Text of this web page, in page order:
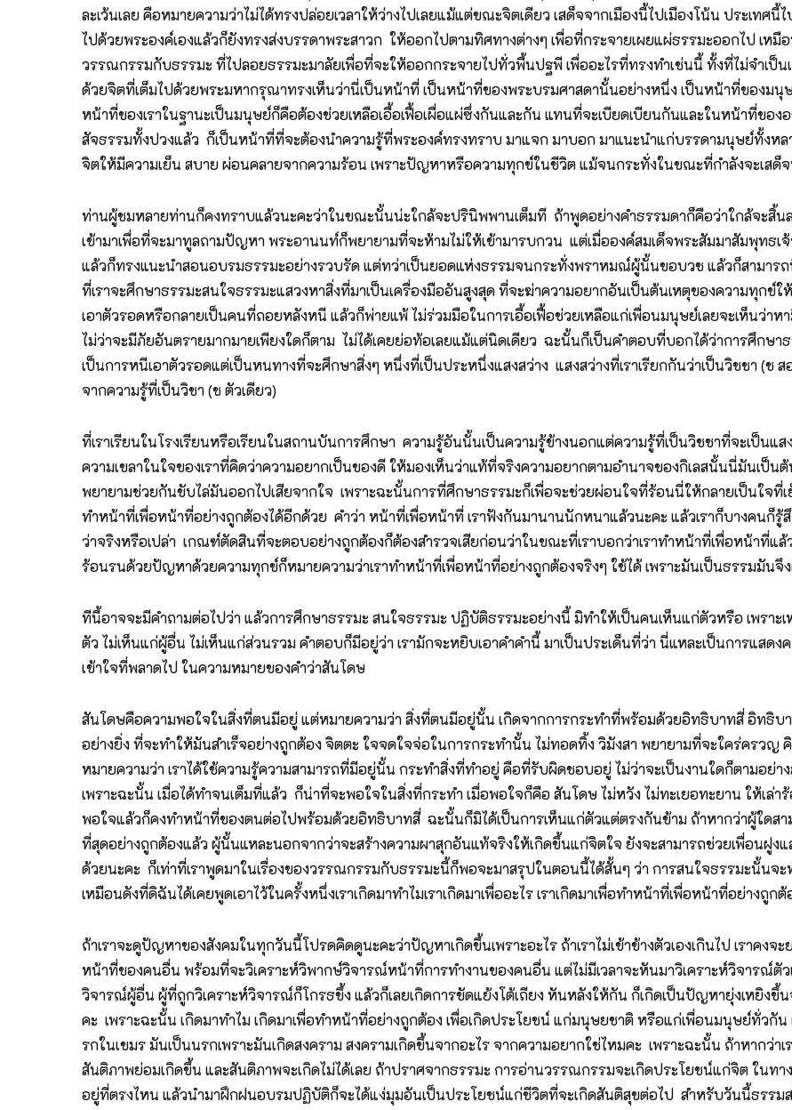
ละเว้นเลย คือหมายความว่าไม่ได้ทรงปล่อยเวลาให้ว่างไปเลยแม้แต่ขณะจิตเดียว เสด็จจากเมืองนี้ไปเมืองโน้น ประเท
ไปด้วยพระองค์เองแล้วก็ยังทรงส่งบรรดาพระสาวก ให้ออกไปตามทิศทางต่างๆ เพื่อที่กระจายเผยแผ่ธรรมะออกไป เหมื
วรรณกรรมกับธรรมะ ที่ไปลอยธรรมะมาลัยเพื่อที่จะให้ออกกระจายไปทั่วพื้นปฐพี เพื่ออะไรที่ทรงทำเช่นนี้ ทั้งที่ไม่จำเป็
ด้วยจิตที่เต็มไปด้วยพระมหากรุณาทรงเห็นว่านี่เป็นหน้าที่ เป็นหน้าที่ของพระบรมศาสดานั้นอย่างหนึ่ง เป็นหน้าที่ของมนุ
หน้าที่ของเราในฐานะเป็นมนุษย์ก็คือต้องช่วยเหลือเอื้อเฟื้อเผื่อแผ่ซึ่งกันและกัน แทนที่จะเบียดเบียนกันและในหน้าที่ของ
สัจธรรมทั้งปวงแล้ว ก็เป็นหน้าที่ที่จะต้องนำความรู้ที่พระองค์ทรงทราบ มาแจก มาบอก มาแนะนำแก่บรรดามนุษย์ทั้งห
จิตให้มีความเย็น สบาย ผ่อนคลายจากความร้อน เพราะปัญหาหรือความทุกข์ในชีวิต แม้จนกระทั่งในขณะที่กำลังจะเสด็
ท่านผู้ชมหลายท่านก็คงทราบแล้วนะคะว่าในขณะนั้นน่ะใกล้จะปรินิพพานเต็มที ถ้าพูดอย่างคำธรรมดาก็คือว่าใกล้จะ
เข้ามาเพื่อที่จะมาทูลถามปัญหา พระอานนท์ก็พยายามที่จะห้ามไม่ให้เข้ามารบกวน แต่เมื่อองค์สมเด็จพระสัมมาสัมพุทธเ
แล้วก็ทรงแนะนำสอนอบรมธรรมะอย่างรวบรัด แต่ทว่าเป็นยอดแห่งธรรมจนกระทั่งพราหมณ์ผู้นั้นขอบวช แล้วก็สามารถ
ที่เราจะศึกษาธรรมะสนใจธรรมะแสวงหาสิ่งที่มาเป็นเครื่องมืออันสูงสุด ที่จะฆ่าความอยากอันเป็นต้นเหตุของความทุก
เอาตัวรอดหรือกลายเป็นคนที่ถอยหลังหนี แล้วก็พ่ายแพ้ ไม่ร่วมมือในการเอื้อเฟื้อช่วยเหลือแก่เพื่อนมนุษย์เลยจะเห็นว่าห
ไม่ว่าจะมีภัยอันตรายมากมายเพียงใดก็ตาม ไม่ได้เคยย่อท้อเลยแม้แต่นิดเดียว ฉะนั้นก็เป็นคำตอบที่บอกได้ว่าการศึกษ
เป็นการหนีเอาตัวรอดแต่เป็นหนทางที่จะศึกษาสิ่งๆ หนึ่งที่เป็นประหนึ่งแสงสว่าง แสงสว่างที่เราเรียกกันว่าเป็นวิชชา (ช
จากความรู้ที่เป็นวิชา (ช ตัวเดียว)
ที่เราเรียนในโรงเรียนหรือเรียนในสถานบันการศึกษา ความรู้อันนั้นเป็นความรู้ข้างนอกแต่ความรู้ที่เป็นวิชชาที่จะเป็นแ
ความเขลาในใจของเราที่คิดว่าความอยากเป็นของดี ให้มองเห็นว่าแท้ที่จริงความอยากตามอำนาจของกิเลสนั้นนี่มันเป็น
พยายามช่วยกันขับไล่มันออกไปเสียจากใจ เพราะฉะนั้นการที่ศึกษาธรรมะก็เพื่อจะช่วยผ่อนใจที่ร้อนนี่ให้กลายเป็นใจ
ทำหน้าที่เพื่อหน้าที่อย่างถูกต้องได้อีกด้วย คำว่า หน้าที่เพื่อหน้าที่ เราฟังกันมานานนักหนาแล้วนะคะ แล้วเราก็บางคนก็รู้สึ
ว่าจริงหรือเปล่า เกณฑ์ตัดสินที่จะตอบอย่างถูกต้องก็ต้องสำรวจเสียก่อนว่าในขณะที่เราบอกว่าเราทำหน้าที่เพื่อหน้าที่แ
ร้อนรนด้วยปัญหาด้วยความทุกข์ก็หมายความว่าเราทำหน้าที่เพื่อหน้าที่อย่างถูกต้องจริงๆ ใช้ได้ เพราะมันเป็นธรรมมันจึ
ทีนี้อาจจะมีคำถามต่อไปว่า แล้วการศึกษาธรรมะ สนใจธรรมะ ปฏิบัติธรรมะอย่างนี้ มิทำให้เป็นคนเห็นแก่ตัวหรือ เพราะ
ตัว ไม่เห็นแก่ผู้อื่น ไม่เห็นแก่ส่วนรวม คำตอบก็มีอยู่ว่า เรามักจะหยิบเอาคำคำนี้ มาเป็นประเด็นที่ว่า นี่แหละเป็นการแสด
เข้าใจที่พลาดไป ในความหมายของคำว่าสันโดษ
สันโดษคือความพอใจในสิ่งที่ตนมีอยู่ แต่หมายความว่า สิ่งที่ตนมีอยู่นั้น เกิดจากการกระทำที่พร้อมด้วยอิทธิบาทสี่ อิทธิบ
อย่างยิ่ง ที่จะทำให้มันสำเร็จอย่างถูกต้อง จิตตะ ใจจดใจจ่อในการกระทำนั้น ไม่ทอดทิ้ง วิมังสา พยายามที่จะใคร่ครว
หมายความว่า เราได้ใช้ความรู้ความสามารถที่มีอยู่นั้น กระทำสิ่งที่ทำอยู่ คือที่รับผิดชอบอยู่ ไม่ว่าจะเป็นงานใดก็ตามอย่า
เพราะฉะนั้น เมื่อได้ทำจนเต็มที่แล้ว ก็น่าที่จะพอใจในสิ่งที่กระทำ เมื่อพอใจก็คือ สันโดษ ไม่หวัง ไม่ทะเยอทะยาน ให้เล่
พอใจแล้วก็คงทำหน้าที่ของตนต่อไปพร้อมด้วยอิทธิบาทสี่ ฉะนั้นก็มิได้เป็นการเห็นแก่ตัวแต่ตรงกันข้าม ถ้าหากว่าผู้ใดส
ที่สุดอย่างถูกต้องแล้ว ผู้นั้นแหละนอกจากว่าจะสร้างความผาสุกอันแท้จริงให้เกิดขึ้นแก่จิตใจ ยังจะสามารถช่วยเพื่อนฝู
ด้วยนะคะ ก็เท่าที่เราพูดมาในเรื่องของวรรณกรรมกับธรรมะนี้ก็พอจะมาสรุปในตอนนี้ได้สั้นๆ ว่า การสนใจธรรมะนั้นจะทำ
เหมือนดังที่ดิฉันได้เคยพูดเอาไว้ในครั้งหนึ่งเราเกิดมาทำไมเราเกิดมาเพื่ออะไร เราเกิดมาเพื่อทำหน้าที่เพื่อหน้าที่อย่างถูก
ถ้าเราจะดูปัญหาของสังคมในทุกวันนี้โปรดคิดดูนะคะว่าปัญหาเกิดขึ้นเพราะอะไร ถ้าเราไม่เข้าข้างตัวเองเกินไป เราคง
หน้าที่ของคนอื่น พร้อมที่จะวิเคราะห์วิพากษ์วิจารณ์หน้าที่การทำงานของคนอื่น แต่ไม่มีเวลาจะหันมาวิเคราะห์วิจารณ์ตัว
วิจารณ์ผู้อื่น ผู้ที่ถูกวิเคราะห์วิจารณ์ก็โกรธขึ้ง แล้วก็เลยเกิดการขัดแย้งโต้เถียง หันหลังให้กัน ก็เกิดเป็นปัญหายุ่งเหยิ
คะ เพราะฉะนั้น เกิดมาทำไม เกิดมาเพื่อทำหน้าที่อย่างถูกต้อง เพื่อเกิดประโยชน์ แก่มนุษยชาติ หรือแก่เพื่อนมนุษย์ทั่วกัน
รกในเขมร มันเป็นนรกเพราะมันเกิดสงคราม สงครามเกิดขึ้นจากอะไร จากความอยากใช่ไหมคะ เพราะฉะนั้น ถ้าหากว่า
สันติภาพย่อมเกิดขึ้น และสันติภาพจะเกิดไม่ได้เลย ถ้าปราศจากธรรมะ การอ่านวรรณกรรมจะเกิดประโยชน์แก่จิต ในท
อยู่ที่ตรงไหน แล้วนำมาฝึกฝนอบรมปฏิบัติก็จะได้แง่มุมอันเป็นประโยชน์แก่ชีวิตที่จะเกิดสันติสุขต่อไป สำหรับวันนี้ธรรม